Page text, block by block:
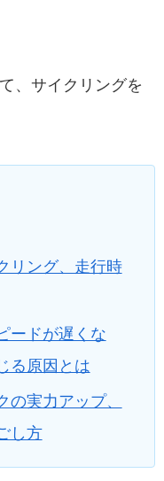
、サイクリングを
リング、走行時
ードが遅くな
る原因とは
の実力アップ、
し方